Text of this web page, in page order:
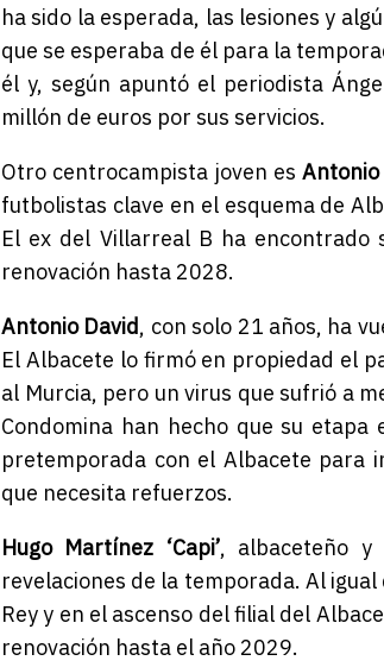
ha sido la esperada, las lesiones y
que se esperaba de él para la
él y, según apuntó el periodista
millón de euros por sus servicios.
Otro centrocampista joven es Antonio
futbolistas clave en el esquema de
El ex del Villarreal B ha encontrado
renovación hasta 2028.
Antonio David, con solo 21 años, ha
El Albacete lo firmó en propiedad el
al Murcia, pero un virus que sufrió a
Condomina han hecho que su
pretemporada con el Albacete para
que necesita refuerzos.
Hugo Martínez ‘Capi’, albaceteño y
revelaciones de la temporada. Al
Rey y en el ascenso del filial del
renovación hasta el año 2029.